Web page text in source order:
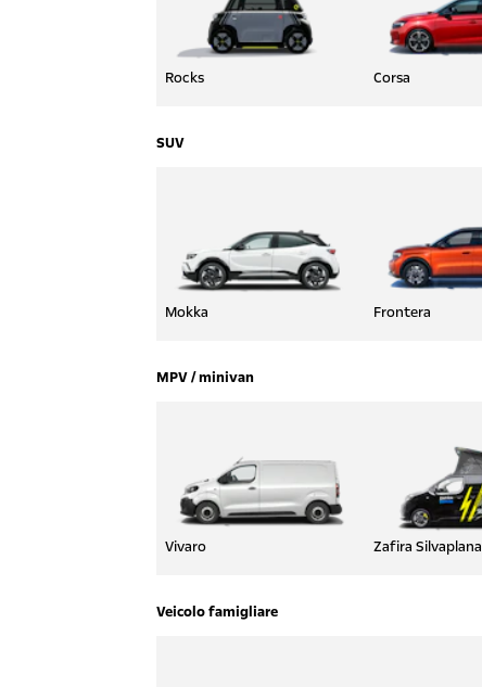
Rocks Corsa
SUV
Mokka Frontera
MPV / minivan
Vivaro Zafira Silvaplana
Veicolo famigliare